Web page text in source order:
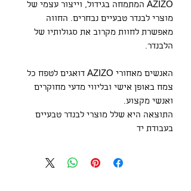
AZIZO המתמחה בגידול, וייצור עצמי של
מוצרי לבנדר טבעיים נבחרים. החווה
מאפשרת לחוות מקרוב את סגולותיו של
הלבנדר.
האנשים מאחורי AZIZO דואגים לטפח כל
צמח באופן אישי ובליווי מדעי מחוקרים
ואנשי מקצוע.
התוצאה היא שלל מוצרי לבנדר טבעיים
בעבודת יד